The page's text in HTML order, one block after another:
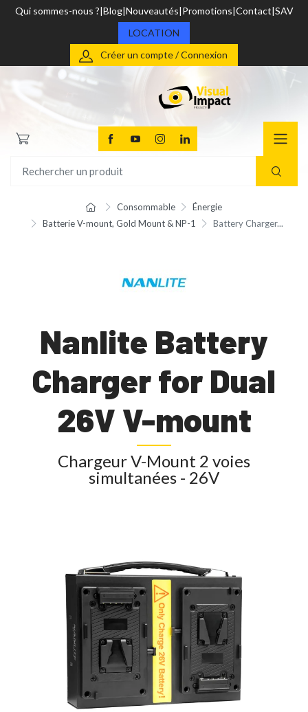
Qui sommes-nous ? Blog Nouveautés Promotions Contact SAV
LOCATION
Créer un compte / Connexion
Consommable
Énergie
Batterie V-mount, Gold Mount & NP-1
Battery Charger...
Nanlite Battery
Charger for Dual
26V V-mount
Chargeur V-Mount 2 voies
simultanées - 26V